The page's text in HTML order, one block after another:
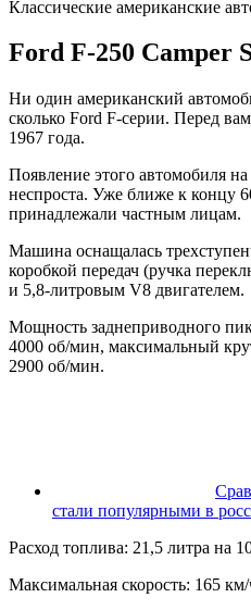
Классические американские
Ford F-250 Camper
Ни один американский
сколько Ford F-серии. Перед
1967 года.
Появление этого автомобиля
неспроста. Уже ближе к концу
принадлежали частным лицам.
Машина оснащалась
коробкой передач (ручка
и 5,8-литровым V8 двигателем.
Мощность заднеприводного
4000 об/мин, максимальный
2900 об/мин.
стали популярными в
Расход топлива: 21,5 литра на
Максимальная скорость: 165 км/